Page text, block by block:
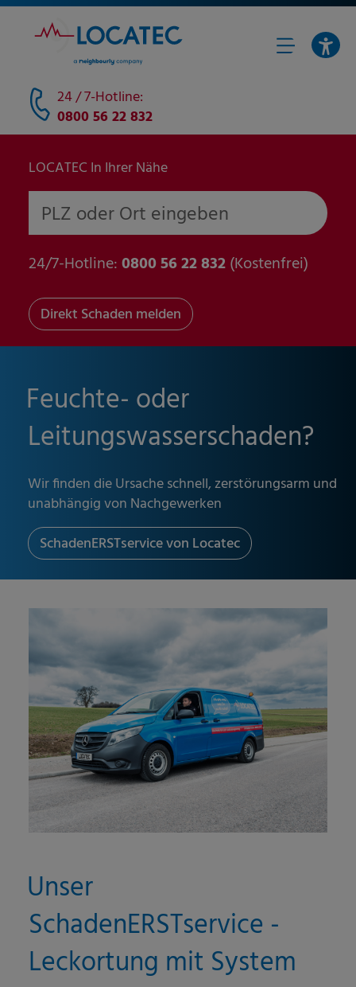
24 / 7-Hotline:
0800 56 22 832
Feuchte- oder
Leitungswasserschaden?
Wir finden die Ursache schnell, zerstörungsarm und
unabhängig von Nachgewerken
SchadenERSTservice von Locatec
LOCATEC In Ihrer Nähe
PLZ oder Ort eingeben
24/7-Hotline:0800 56 22 832(Kostenfrei)
Direkt Schaden melden
Unser
SchadenERSTservice -
Leckortung mit System